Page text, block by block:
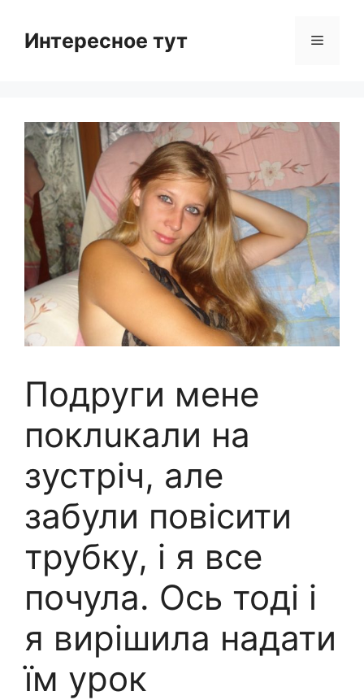
contentИнтересное тут Menu
Подруги мене
поклuкали на
зустріч, але
забули повісити
трубку, і я все
почула. Ось тоді і
я вирішила надати
їм урок